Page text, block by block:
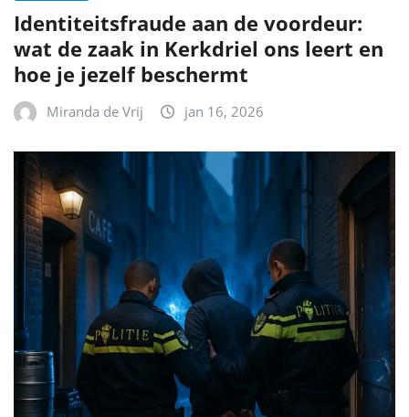
Identiteitsfraude aan de voordeur:
wat de zaak in Kerkdriel ons leert en
hoe je jezelf beschermt
Miranda de Vrij jan 16, 2026